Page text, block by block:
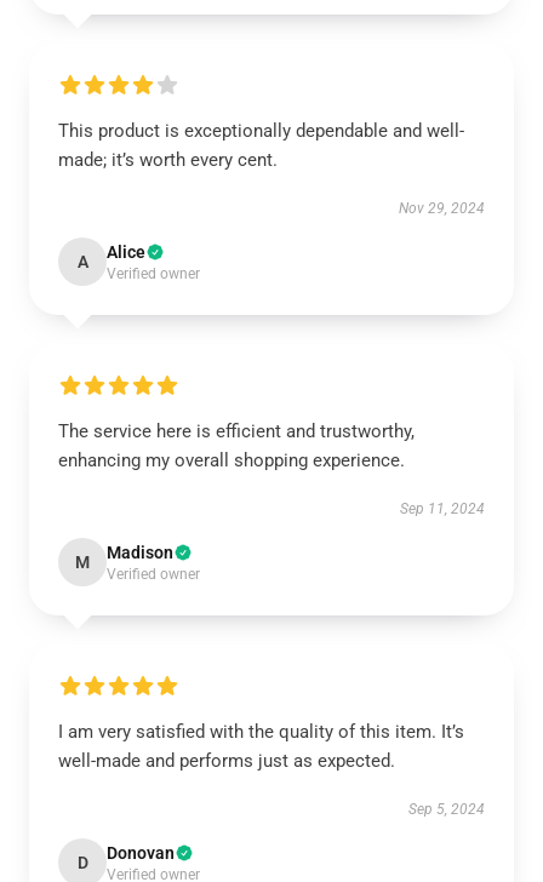
This product is exceptionally dependable and well-
made; it’s worth every cent.
Nov 29, 2024
A Alice
Verified owner
The service here is efficient and trustworthy,
enhancing my overall shopping experience.
Sep 11, 2024
M Madison
Verified owner
I am very satisfied with the quality of this item. It’s
well-made and performs just as expected.
Sep 5, 2024
D Donovan
Verified owner